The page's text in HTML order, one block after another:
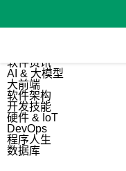
软件资讯
AI & 大模型
大前端
软件架构
开发技能
硬件 & IoT
DevOps
程序人生
数据库